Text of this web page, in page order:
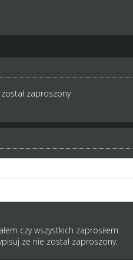
zaproszony
czy wszystkich zaprosiłem.
ze nie został zaproszony.